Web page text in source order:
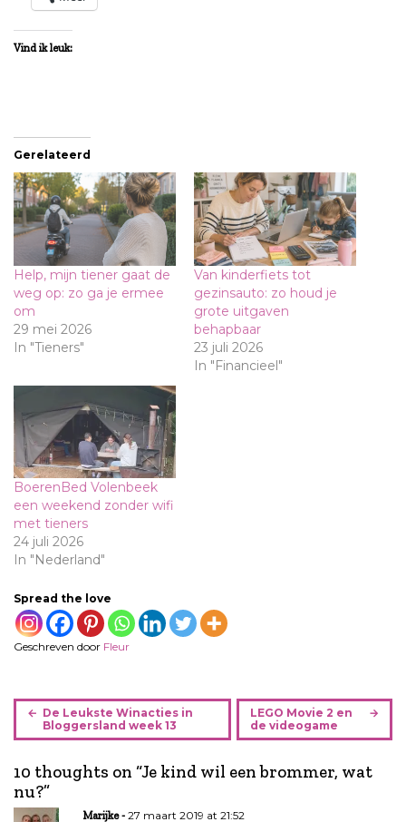
Vind ik leuk:
Gerelateerd
Help, mijn tiener gaat de
weg op: zo ga je ermee
om
29 mei 2026
In "Tieners"
Van kinderfiets tot
gezinsauto: zo houd je
grote uitgaven
behapbaar
23 juli 2026
In "Financieel"
BoerenBed Volenbeek
een weekend zonder wifi
met tieners
24 juli 2026
In "Nederland"
Spread the love
Geschreven door Fleur
B
r
i
c
h
De Leukste Winacties in
Bloggersland week 13
LEGO Movie 2 en
de videogame
10 thoughts on “Je kind wil een brommer, wat
nu?”
Marijke
27 maart 2019 at 21:52